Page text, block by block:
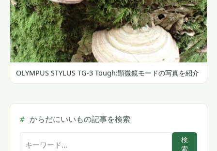
OLYMPUS STYLUS TG-3 Tough:顕微鏡モードの写真を紹介
からだにいいもの記事を検索
検
索